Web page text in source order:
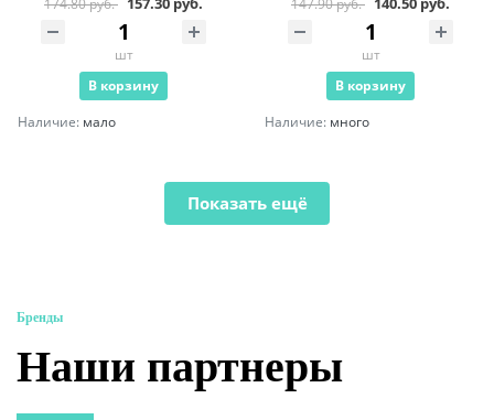
шт
В корзину
Наличие: мало
шт
В корзину
Наличие: много
Показать ещё
Бренды
Наши партнеры